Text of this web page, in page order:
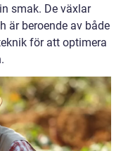
smak. De växlar
är beroende av både
för att optimera